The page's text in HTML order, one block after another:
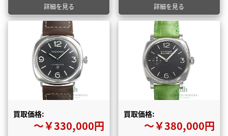
詳細を見る 詳細を見る
買取価格:
〜￥330,000円
買取価格:
〜￥380,000円